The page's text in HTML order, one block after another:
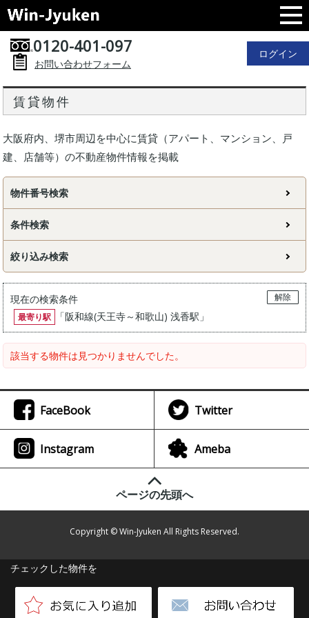
0120-401-097
お問い合わせフォーム
ログイン
賃貸物件
大阪府内、堺市周辺を中心に賃貸（アパート、マンション、戸
建、店舗等）の不動産物件情報を掲載
物件番号検索
条件検索
絞り込み検索
現在の検索条件
解除
最寄り駅
「阪和線(天王寺～和歌山) 浅香駅 」
該当する物件は見つかりませんでした。
チェックした物件を
FaceBook Twitter
Instagram Ameba
ページの先頭へ
Copyright © Win-Jyuken All Rights Reserved.